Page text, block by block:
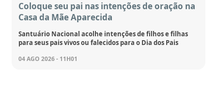
Coloque seu pai nas intenções de oração na
Casa da Mãe Aparecida
Santuário Nacional acolhe intenções de filhos e filhas
para seus pais vivos ou falecidos para o Dia dos Pais
04 AGO 2026 - 11H01